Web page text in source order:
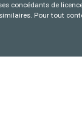
concédants de
Pour tout